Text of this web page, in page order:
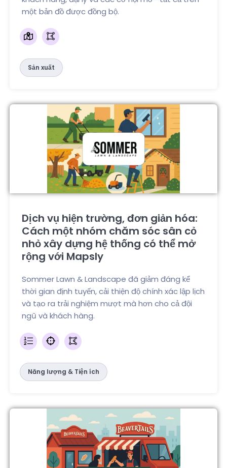
một bản đồ được đồng bộ.
Sản xuất
Dịch vụ hiện trường, đơn giản hóa:
Cách một nhóm chăm sóc sân cỏ
nhỏ xây dựng hệ thống có thể mở
rộng với Mapsly
Sommer Lawn & Landscape đã giảm đáng kể
thời gian định tuyến, cải thiện độ chính xác lập lịch
và tạo ra trải nghiệm mượt mà hơn cho cả đội
ngũ và khách hàng.
Năng lượng & Tiện ích